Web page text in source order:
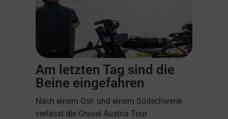
Am letzten Tag sind die
Beine eingefahren
Nach einem Ost- und einem Südschwenk
verlässt die Gravel Austria Tour